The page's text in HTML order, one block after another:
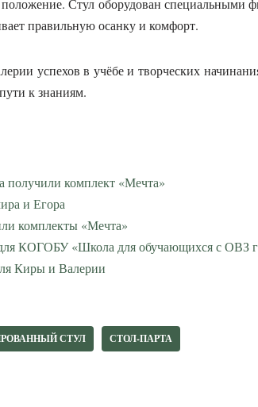
Стул оборудован специальными
правильную осанку и комфорт.
успехов в учёбе и творческих
к знаниям.
получили комплект «Мечта»
и Егора
комплекты «Мечта»
КОГОБУ «Школа для обучающихся с ОВЗ
Киры и Валерии
СТУЛ СТОЛ-ПАРТА